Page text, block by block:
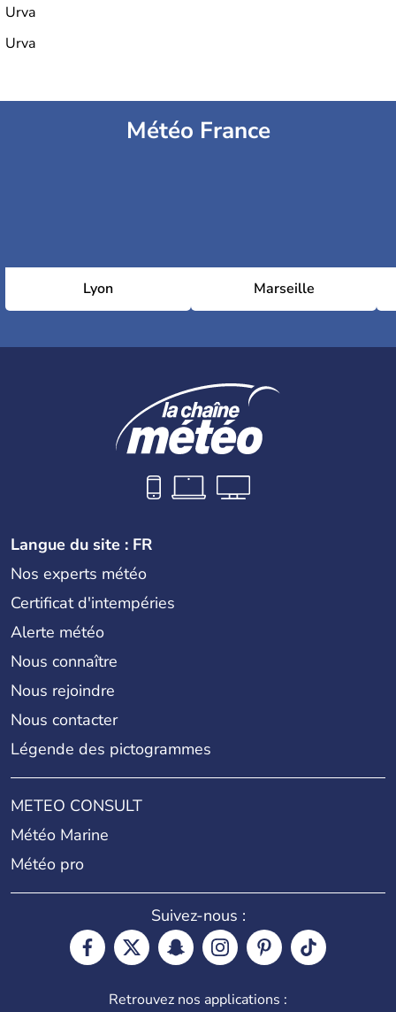
Urva
Urva
Météo France
Lyon Marseille
Langue du site : FR
Nos experts météo
Certificat d'intempéries
Alerte météo
Nous connaître
Nous rejoindre
Nous contacter
Légende des pictogrammes
METEO CONSULT
Météo Marine
Météo pro
Suivez-nous :
Retrouvez nos applications :